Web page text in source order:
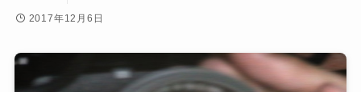
2017年12月6日